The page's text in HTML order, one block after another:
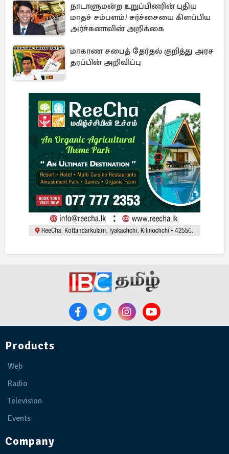
நாடாளுமன்ற உறுப்பினரின் புதிய
மாதச் சம்பளம்! சர்ச்சையை கிளப்பிய
அர்ச்சுனாவின் அறிக்கை
மாகாண சபைத் தேர்தல் குறித்து அரச
தரப்பின் அறிவிப்பு
Products
Web
Radio
Television
Events
Company